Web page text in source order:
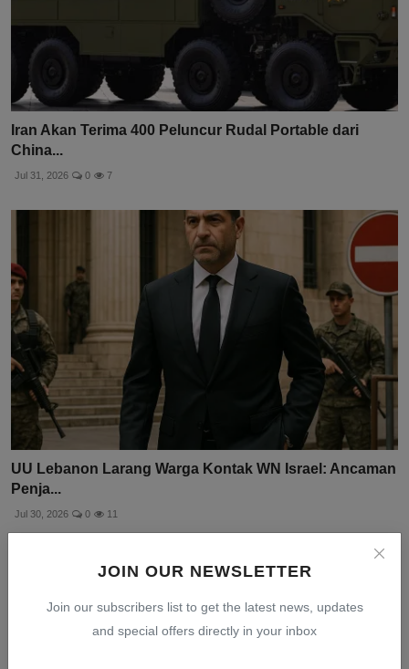
JOIN OUR NEWSLETTER
Join our subscribers list to get the latest news, updates
and special offers directly in your inbox
Iran Akan Terima 400 Peluncur Rudal Portable dari
China...
Jul 31, 2026 0 7
UU Lebanon Larang Warga Kontak WN Israel: Ancaman
Penja...
Jul 30, 2026 0 11